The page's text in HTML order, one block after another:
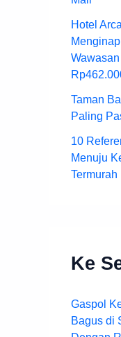
Hotel
Taman
Paling
10
Menuju
Ke
Gaspol
Bagus di